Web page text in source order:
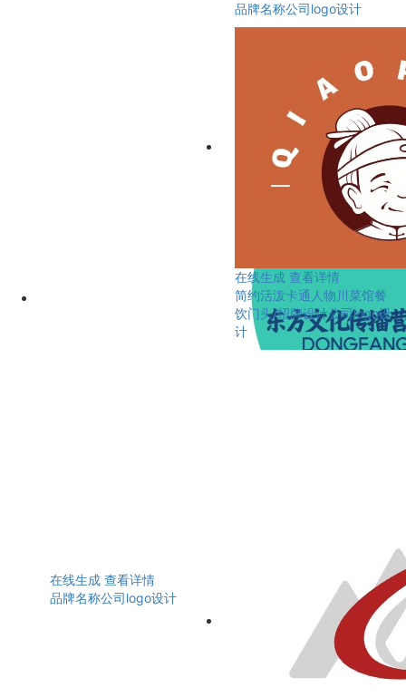
品牌名称公司logo设计
在线生成 查看详情
品牌名称公司logo设计
在线生成 查看详情
简约活泼卡通人物川菜馆餐
饮门头/招牌设计公司logo设
计